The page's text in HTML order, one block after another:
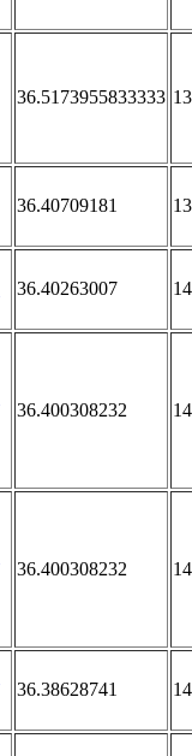
36.5173955833333
36.40709181
36.40263007
36.400308232
36.400308232
36.38628741